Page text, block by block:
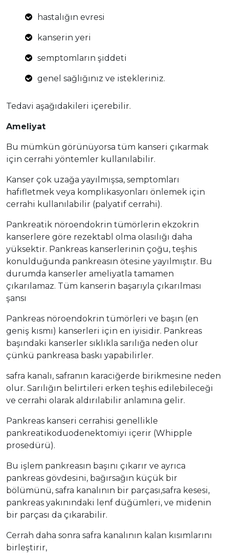
hastalığın evresi
kanserin yeri
semptomların şiddeti
genel sağlığınız ve istekleriniz.
Tedavi aşağıdakileri içerebilir.
Ameliyat
Bu mümkün görünüyorsa tüm kanseri çıkarmak
için cerrahi yöntemler kullanılabilir.
Kanser çok uzağa yayılmışsa, semptomları
hafifletmek veya komplikasyonları önlemek için
cerrahi kullanılabilir (palyatif cerrahi).
Pankreatik nöroendokrin tümörlerin ekzokrin
kanserlere göre rezektabl olma olasılığı daha
yüksektir. Pankreas kanserlerinin çoğu, teşhis
konulduğunda pankreasın ötesine yayılmıştır. Bu
durumda kanserler ameliyatla tamamen
çıkarılamaz. Tüm kanserin başarıyla çıkarılması
şansı
Pankreas nöroendokrin tümörleri ve başın (en
geniş kısmı) kanserleri için en iyisidir. Pankreas
başındaki kanserler sıklıkla sarılığa neden olur
çünkü pankreasa baskı yapabilirler.
safra kanalı, safranın karaciğerde birikmesine neden
olur. Sarılığın belirtileri erken teşhis edilebileceği
ve cerrahi olarak aldırılabilir anlamına gelir.
Pankreas kanseri cerrahisi genellikle
pankreatikoduodenektomiyi içerir (Whipple
prosedürü).
Bu işlem pankreasın başını çıkarır ve ayrıca
pankreas gövdesini, bağırsağın küçük bir
bölümünü, safra kanalının bir parçası,safra kesesi,
pankreas yakınındaki lenf düğümleri, ve midenin
bir parçası da çıkarabilir.
Cerrah daha sonra safra kanalının kalan kısımlarını
birleştirir,